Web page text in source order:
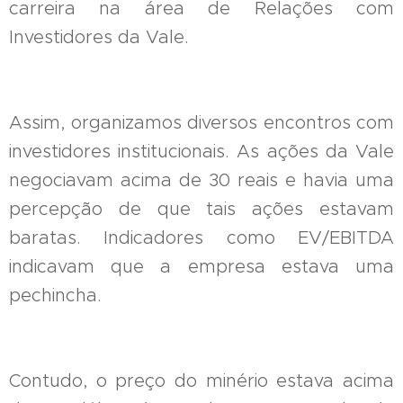
carreira na área de Relações com
Investidores da Vale.
Assim, organizamos diversos encontros com
investidores institucionais. As ações da Vale
negociavam acima de 30 reais e havia uma
percepção de que tais ações estavam
baratas. Indicadores como EV/EBITDA
indicavam que a empresa estava uma
pechincha.
Contudo, o preço do minério estava acima